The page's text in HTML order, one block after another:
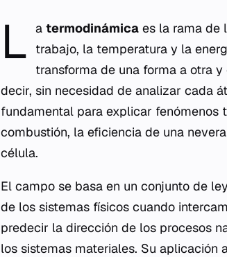
L atermodinámica es la rama de
trabajo, la temperatura y la
transforma de una forma a otra
decir, sin necesidad de analizar cada
fundamental para explicar fenómenos
combustión, la eficiencia de una
célula.
El campo se basa en un conjunto de
de los sistemas físicos cuando
predecir la dirección de los procesos
los sistemas materiales. Su aplicación